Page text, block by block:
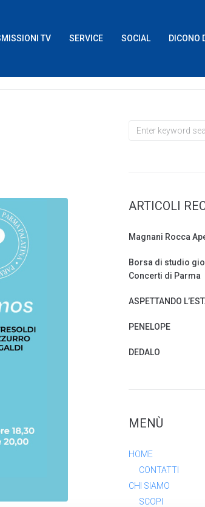
TV SERVICE SOCIAL DICONO
ARTICOLI
Magnani Rocca
Borsa di studio
Concerti di Parma
ASPETTANDO
PENELOPE
DEDALO
MENÙ
HOME
CONTATTI
CHI SIAMO
SCOPI